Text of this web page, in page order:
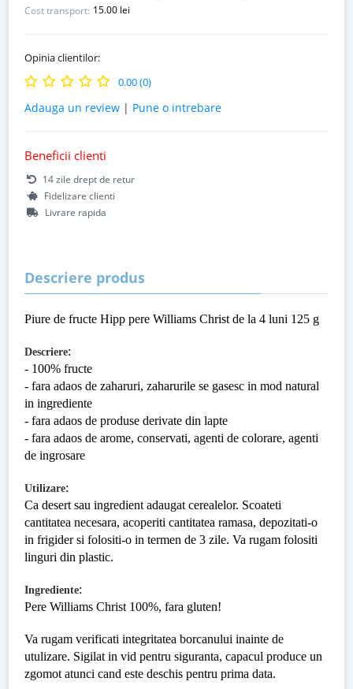
Cost transport: 15.00 lei
Opinia clientilor:
0.00 (0)
Adauga un review | Pune o intrebare
Beneficii clienti
14 zile drept de retur
Fidelizare clienti
Livrare rapida
Descriere produs
Piure de fructe Hipp pere Williams Christ de la 4 luni 125 g
Descriere:
- 100% fructe
- fara adaos de zaharuri, zaharurile se gasesc in mod natural
in ingrediente
- fara adaos de produse derivate din lapte
- fara adaos de arome, conservati, agenti de colorare, agenti
de ingrosare
Utilizare:
Ca desert sau ingredient adaugat cerealelor. Scoateti
cantitatea necesara, acoperiti cantitatea ramasa, depozitati-o
in frigider si folositi-o in termen de 3 zile. Va rugam folositi
linguri din plastic.
Ingrediente:
Pere Williams Christ 100%, fara gluten!
Va rugam verificati integritatea borcanului inainte de
utulizare. Sigilat in vid pentru siguranta, capacul produce un
zgomot atunci cand este deschis pentru prima data.